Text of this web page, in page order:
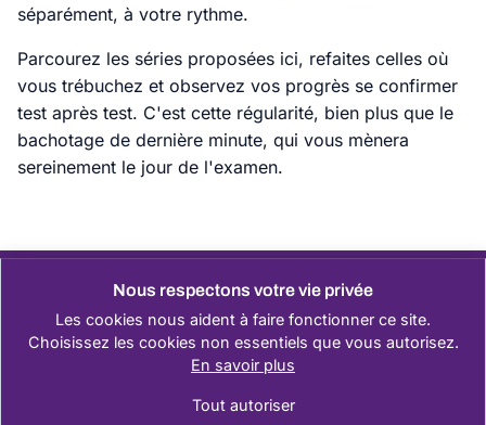
séparément, à votre rythme.
Parcourez les séries proposées ici, refaites celles où
vous trébuchez et observez vos progrès se confirmer
test après test. C'est cette régularité, bien plus que le
bachotage de dernière minute, qui vous mènera
sereinement le jour de l'examen.
Nous respectons votre vie privée
Les cookies nous aident à faire fonctionner ce site.
Choisissez les cookies non essentiels que vous autorisez.
En savoir plus
Tout autoriser